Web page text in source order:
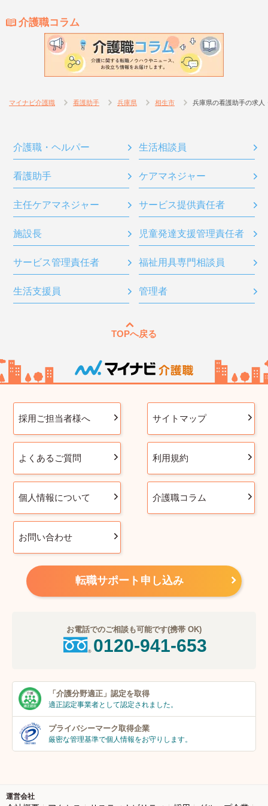
介護職コラム
マイナビ介護職 看護助手 兵庫県 相生市 兵庫県の看護助手の求人
介護職・ヘルパー 生活相談員
看護助手 ケアマネジャー
主任ケアマネジャー サービス提供責任者
施設長 児童発達支援管理責任者
サービス管理責任者 福祉用具専門相談員
生活支援員 管理者
TOPへ戻る
採用ご担当者様へ サイトマップ
よくあるご質問 利用規約
個人情報について 介護職コラム
お問い合わせ
転職サポート申し込み
お電話でのご相談も可能です(携帯 OK)
0120-941-653
「介護分野適正」 認定を取得
適正認定事業者として認定されました。
プライバシーマーク取得企業
厳密な管理基準で個人情報をお守りします。
運営会社